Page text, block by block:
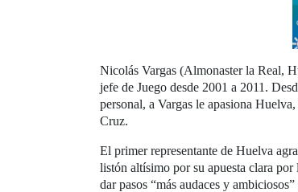
Nicolás Vargas (Almonaster la Real,
jefe de Juego desde 2001 a 2011.
personal, a Vargas le apasiona
Cruz.
El primer representante de Huelva
listón altísimo por su apuesta clara
dar pasos “más audaces y